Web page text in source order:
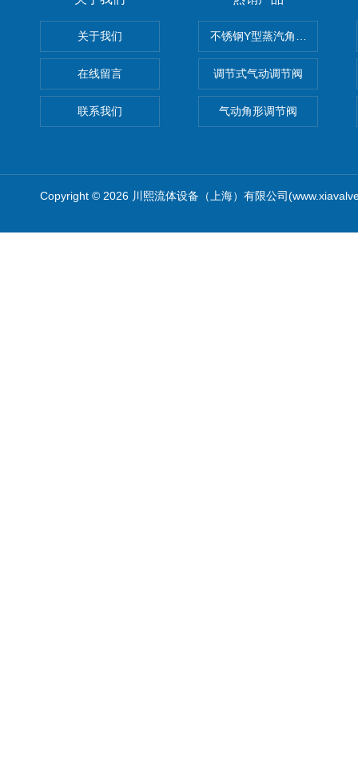
关于我们
在线留言
联系我们
不锈钢Y型蒸汽角座阀
调节式气动调节阀
气动角形调节阀
Copyright © 2026 川熙流体设备（上海）有限公司